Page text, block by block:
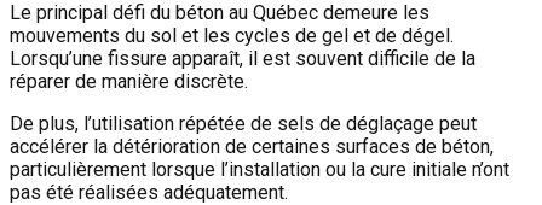
Le principal défi du béton au Québec demeure les
mouvements du sol et les cycles de gel et de dégel.
Lorsqu’une fissure apparaît, il est souvent difficile de la
réparer de manière discrète.
De plus, l’utilisation répétée de sels de déglaçage peut
accélérer la détérioration de certaines surfaces de béton,
particulièrement lorsque l’installation ou la cure initiale n’ont
pas été réalisées adéquatement.